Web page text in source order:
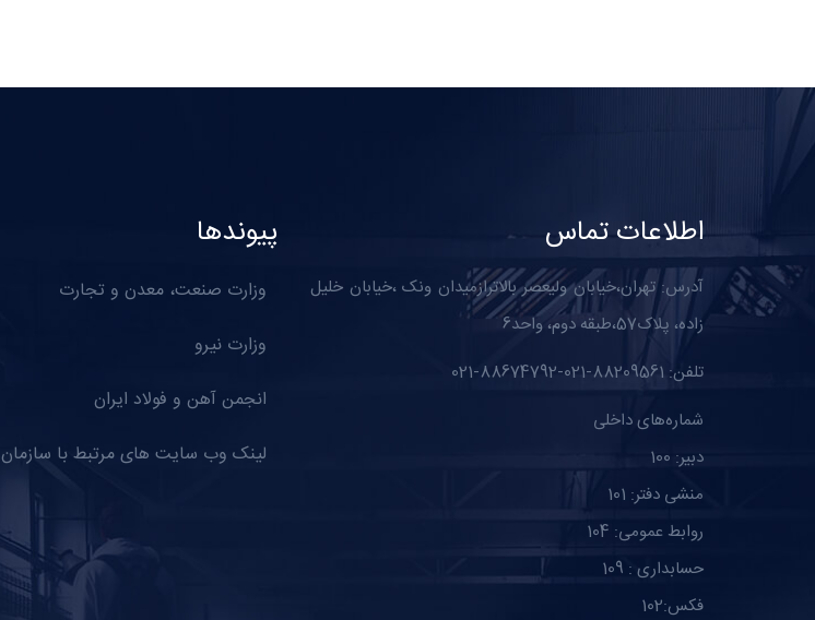
پیوندها
وزارت صنعت، معدن و تجارت
وزارت نیرو
انجمن آهن و فولاد ایران
لینک وب سایت های مرتبط با سازمان
اطلاعات تماس
آدرس: تهران،خیابان ولیعصر بالاترازمیدان ونک ،خیابان خلیل
زاده، پلاک57،طبقه دوم، واحد6
تلفن: 88209561-021-88674792-021
شماره‌های داخلی
دبیر: 100
منشی دفتر: 101
روابط عمومی: 104
حسابداری : 109
فکس:102